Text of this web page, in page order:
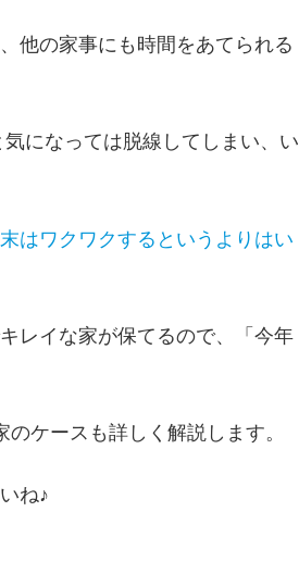
他の家事にも時間をあてられる
になっては脱線してしまい、い
はワクワクするというよりはい
レイな家が保てるので、「今年
ケースも詳しく解説します。
ね♪